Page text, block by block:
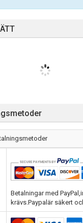
Betalningar med
krävs.Paypalär säkert